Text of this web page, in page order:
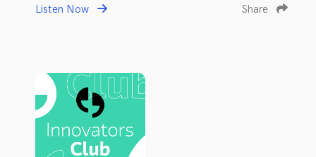
Listen Now Share